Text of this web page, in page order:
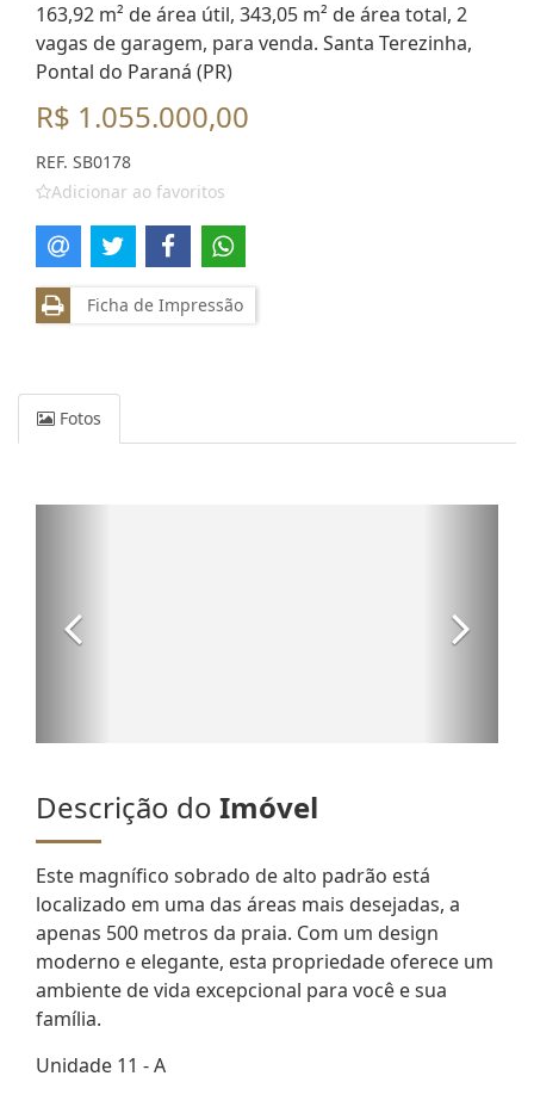
163,92 m² de área útil, 343,05 m² de área total, 2
vagas de garagem, para venda. Santa Terezinha,
Pontal do Paraná (PR)
R$ 1.055.000,00
REF. SB0178
Adicionar ao favoritos
Ficha de Impressão
Fotos
Descrição do Imóvel
Este magnífico sobrado de alto padrão está
localizado em uma das áreas mais desejadas, a
apenas 500 metros da praia. Com um design
moderno e elegante, esta propriedade oferece um
ambiente de vida excepcional para você e sua
família.
Unidade 11 - A